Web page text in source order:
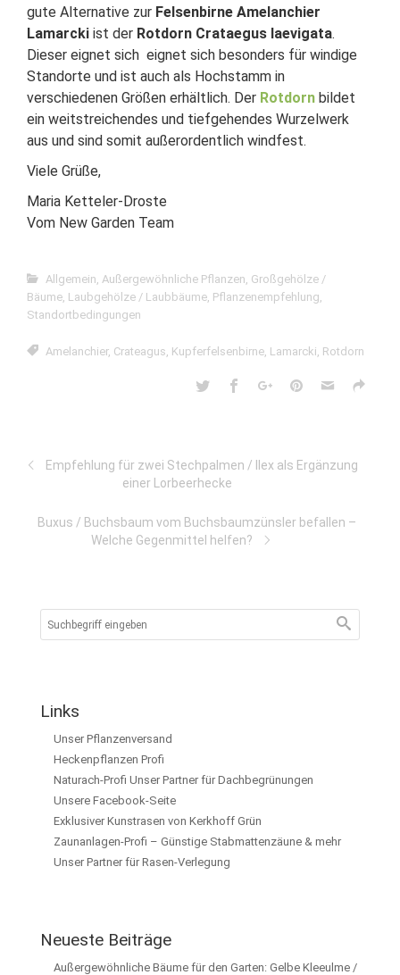
gute Alternative zur Felsenbirne Amelanchier
Lamarcki ist der Rotdorn Crataegus laevigata.
Dieser eignet sich eignet sich besonders für windige
Standorte und ist auch als Hochstamm in
verschiedenen Größen erhältlich. Der Rotdorn bildet
ein weitstreichendes und tiefgehendes Wurzelwerk
aus und sind somit außerordentlich windfest.
Viele Grüße,
Maria Ketteler-Droste
Vom New Garden Team
Allgemein, Außergewöhnliche Pflanzen, Großgehölze /
Bäume, Laubgehölze / Laubbäume, Pflanzenempfehlung,
Standortbedingungen
Amelanchier, Crateagus, Kupferfelsenbirne, Lamarcki, Rotdorn
Empfehlung für zwei Stechpalmen / Ilex als Ergänzung
einer Lorbeerhecke
Buxus / Buchsbaum vom Buchsbaumzünsler befallen –
Welche Gegenmittel helfen?
Links
Unser Pflanzenversand
Heckenpflanzen Profi
Naturach-Profi Unser Partner für Dachbegrünungen
Unsere Facebook-Seite
Exklusiver Kunstrasen von Kerkhoff Grün
Zaunanlagen-Profi – Günstige Stabmattenzäune & mehr
Unser Partner für Rasen-Verlegung
Neueste Beiträge
Außergewöhnliche Bäume für den Garten: Gelbe Kleeulme /